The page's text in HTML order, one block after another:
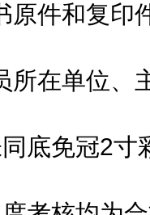
件和复印
在单位、
免冠2寸